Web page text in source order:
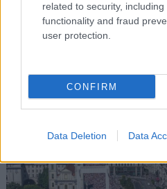
related to security,
functionality and fraud
user protection.
CONFIRM
Data Deletion Data
Magyarország behódol beszéd ,
október 23,Orbán Viktor
Magyar Péter szerint
királya lett – de óriásit
Hazánk-szimpatizáns férfi